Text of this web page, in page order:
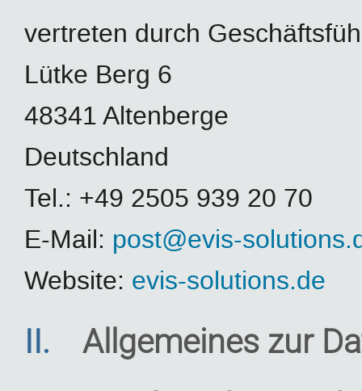
vertreten durch
Lütke Berg 6
48341 Altenberge
Deutschland
Tel.: +49 2505 939 20 70
E-Mail: post@evis-
Website: evis-solutions.de
II. Allgemeines zur